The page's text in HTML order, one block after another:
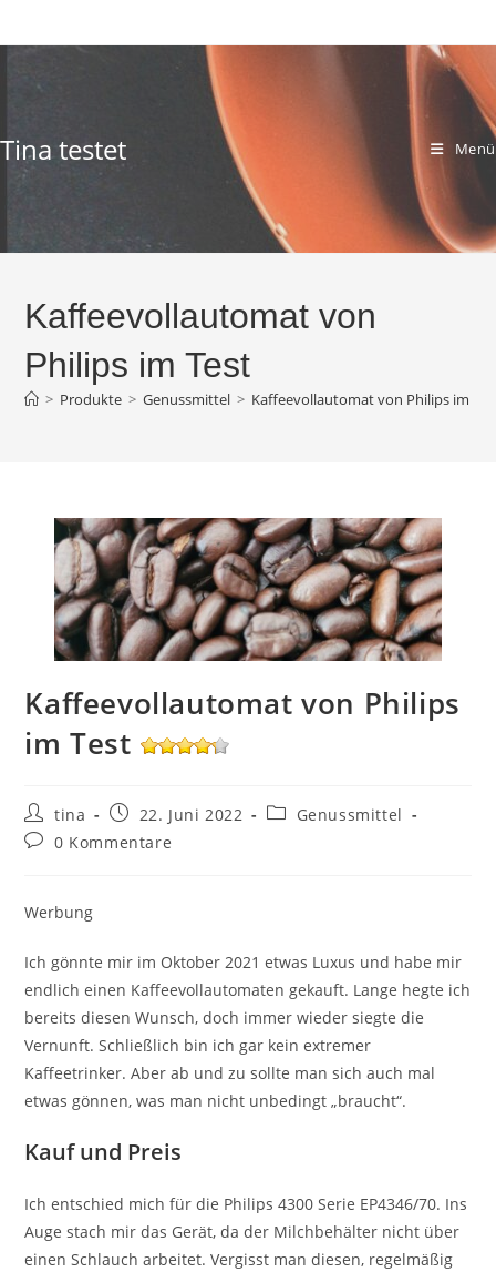
Inhalt
Tina testet Menü
Kaffeevollautomat von
Philips im Test
> Produkte > Genussmittel > Kaffeevollautomat von Philips im
Kaffeevollautomat von Philips
im Test
Beitrags-
Autor:
tina
Beitrag
veröffentlicht:
22. Juni 2022
Beitrags-
Genussmittel
Beitrags-
0 Kommentare
Werbung
Ich gönnte mir im Oktober 2021 etwas Luxus und habe mir
endlich einen Kaffeevollautomaten gekauft. Lange hegte ich
bereits diesen Wunsch, doch immer wieder siegte die
Vernunft. Schließlich bin ich gar kein extremer
Kaffeetrinker. Aber ab und zu sollte man sich auch mal
etwas gönnen, was man nicht unbedingt „braucht“.
Kauf und Preis
Ich entschied mich für die Philips 4300 Serie EP4346/70. Ins
Auge stach mir das Gerät, da der Milchbehälter nicht über
einen Schlauch arbeitet. Vergisst man diesen, regelmäßig